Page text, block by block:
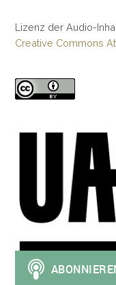
Lizenz der Audio-
Creative Commons